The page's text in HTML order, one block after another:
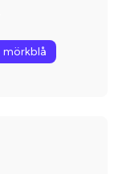
mörkblå